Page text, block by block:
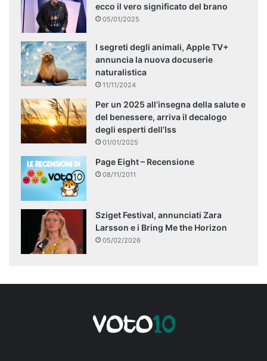
ecco il vero significato del brano
05/01/2025
I segreti degli animali, Apple TV+
annuncia la nuova docuserie
naturalistica
11/11/2024
Per un 2025 all’insegna della salute e
del benessere, arriva il decalogo
degli esperti dell’Iss
01/01/2025
Page Eight – Recensione
08/11/2011
Sziget Festival, annunciati Zara
Larsson e i Bring Me the Horizon
05/02/2026